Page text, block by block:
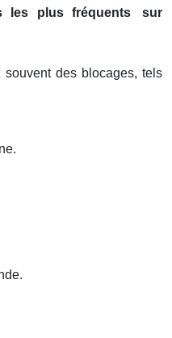
les plus fréquents
sur
souvent des blocages, tels